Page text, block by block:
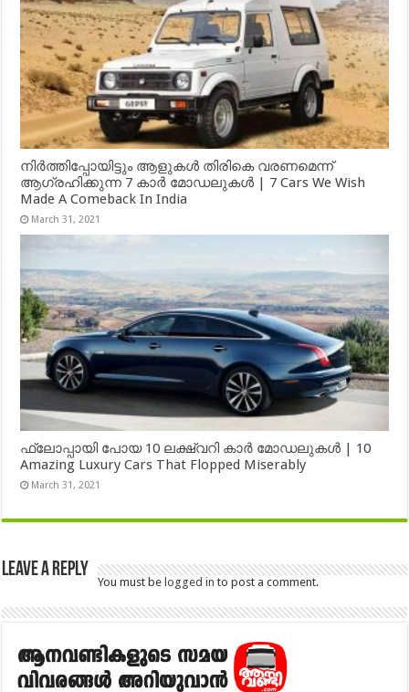
നിർത്തിപ്പോയിട്ടും ആളുകൾ തിരികെ വരണമെന്ന്
ആഗ്രഹിക്കുന്ന 7 കാർ മോഡലുകൾ | 7 Cars We Wish
Made A Comeback In India
March 31, 2021
ഫ്ലോപ്പായി പോയ 10 ലക്ഷ്വറി കാർ മോഡലുകൾ | 10
Amazing Luxury Cars That Flopped Miserably
March 31, 2021
Leave a Reply
You must belogged in to post a comment.